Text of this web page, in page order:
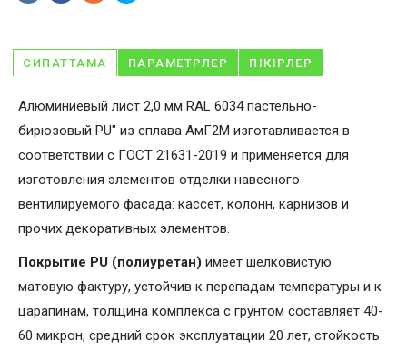
СИПАТТАМА ПАРАМЕТРЛЕР ПІКІРЛЕР
Алюминиевый лист 2,0 мм RAL 6034 пастельно-
бирюзовый PU" из сплава АмГ2М изготавливается в
соответствии с ГОСТ 21631-2019 и применяется для
изготовления элементов отделки навесного
вентилируемого фасада: кассет, колонн, карнизов и
прочих декоративных элементов.
Покрытие PU (полиуретан) имеет шелковистую
матовую фактуру, устойчив к перепадам температуры и к
царапинам, толщина комплекса с грунтом составляет 40-
60 микрон, средний срок эксплуатации 20 лет, стойкость